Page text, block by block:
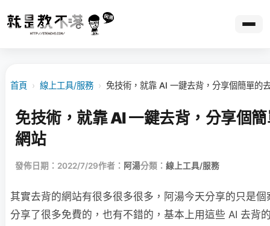
首頁 › 線上工具/服務 › 免技術，就靠 AI 一鍵去背，分享個簡單的
免技術，就靠 AI 一鍵去背，分享個
網站
發佈日期：2022/7/29作者： 阿湯分類： 線上工具/服務
其實去背的網站有很多很多很多，阿湯今天分享的只是
分享了很多免費的，也有不錯的，基本上用這些 AI 去背